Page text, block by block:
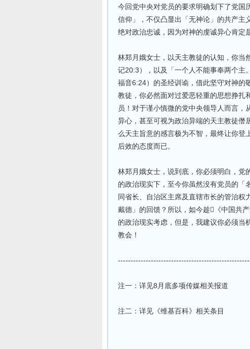
今回党中央对党员的要求明确划下了党国
信仰」，不仅凸显出「无神论」的共产主
绝对政治忠诚，因为对神的虔诚异心肯定
林郑月娥女士，以天主教徒的认知，你当
记20:3），以及「一个人不能事奉两个主
福音6:24）的圣经训谕，借此坚守对神的
教徒，你必然面对过爱恶轻重的思想挣扎
员！对于谨小慎微的党中央领导人而言
异心，甚至可视为政治异端的天主教徒僭
么天主旨意的感言极为不智，最终让你登
后效的态度而已。
林郑月娥女士，说到底，你必须明白，党
的政治现实下，至今你虽然没有党员的
同省长、自治区主席及直辖市长的管治权
戴德」的回馈？所以，如今趁《中国共
的政治现实考虑，但是，我建议你必须当
教会！
注一：详见8月底多项传媒相关报道
注二：详见《维基百科》相关条目